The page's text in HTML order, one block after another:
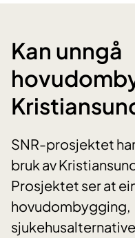
Kan unngå
SNR-prosjektet
bruk av
Prosjektet ser at
hovudombygging,